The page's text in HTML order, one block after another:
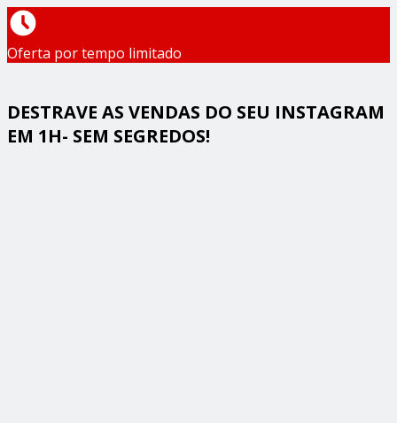
Oferta por tempo limitado
DESTRAVE AS VENDAS DO SEU INSTAGRAM
EM 1H- SEM SEGREDOS!